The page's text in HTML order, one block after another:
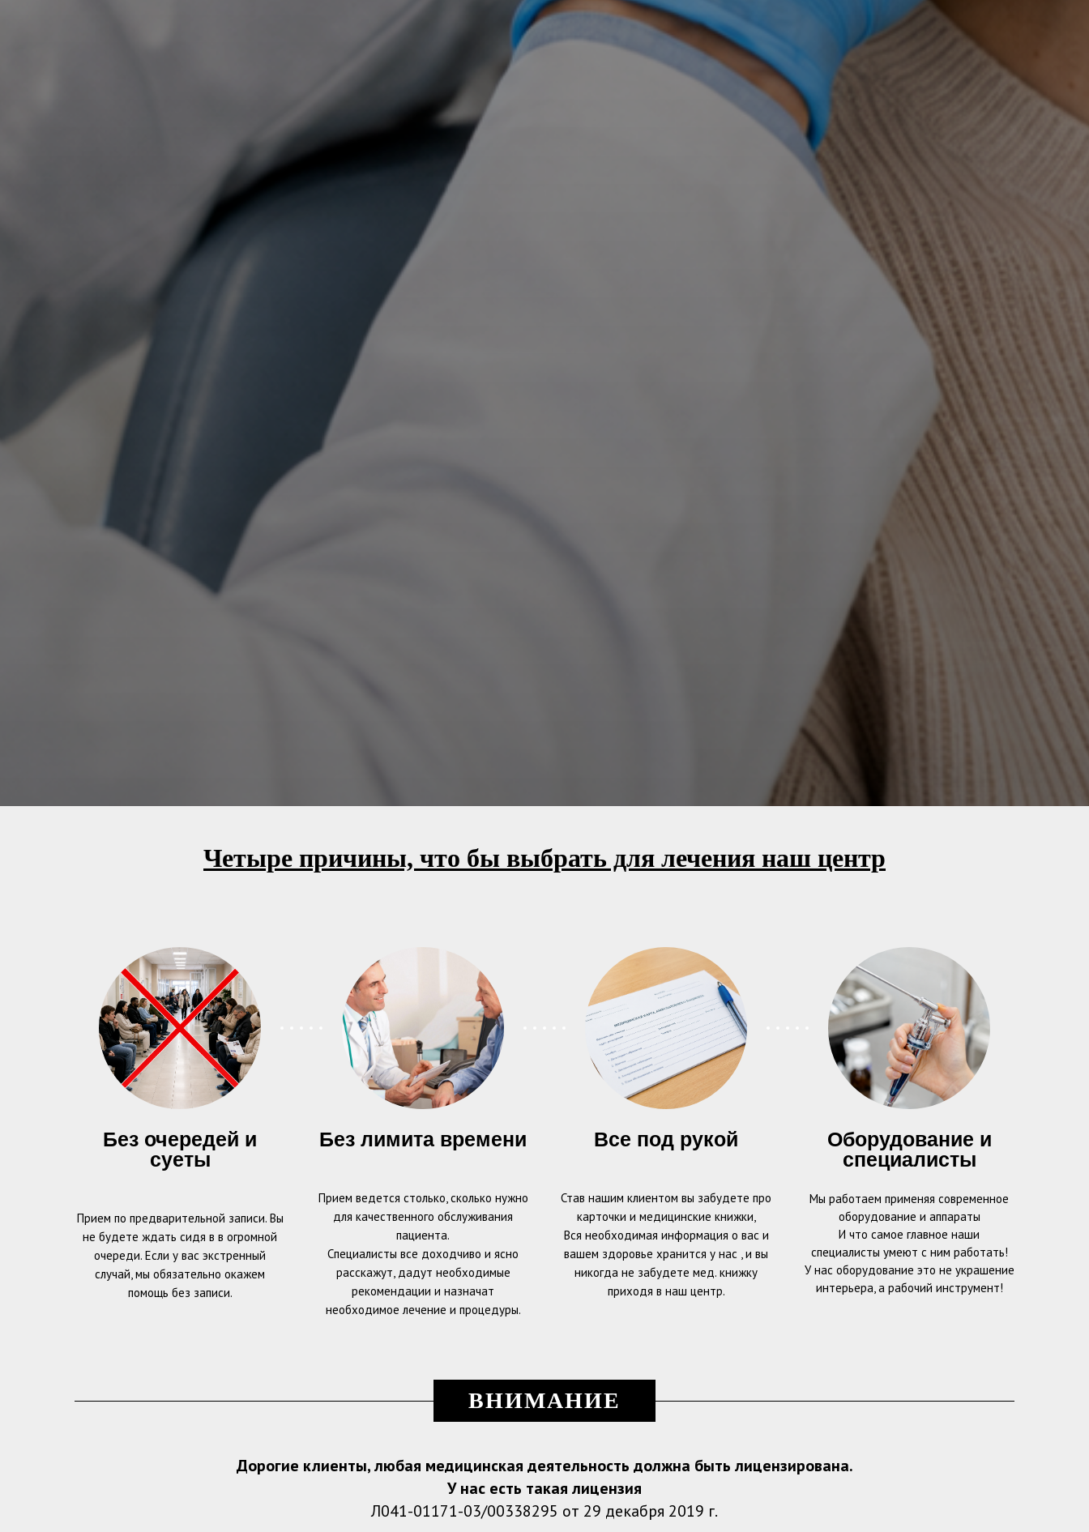
Четыре причины, что бы выбрать для лечения наш центр
Без очередей и
суеты
Прием по предварительной записи. Вы
не будете ждать сидя в в огромной
очереди. Если у вас экстренный
случай, мы обязательно окажем
помощь без записи.
Без лимита времени
Прием ведется столько, сколько нужно
для качественного обслуживания
пациента.
Специалисты все доходчиво и ясно
расскажут, дадут необходимые
рекомендации и назначат
необходимое лечение и процедуры.
Все под рукой
Став нашим клиентом вы забудете про
карточки и медицинские книжки,
Вся необходимая информация о вас и
вашем здоровье хранится у нас , и вы
никогда не забудете мед. книжку
приходя в наш центр.
Оборудование и
специалисты
Мы работаем применяя современное
оборудование и аппараты
И что самое главное наши
специалисты умеют с ним работать!
У нас оборудование это не украшение
интерьера, а рабочий инструмент!
ВНИМАНИЕ
Дорогие клиенты, любая медицинская деятельность должна быть лицензирована.
У нас есть такая лицензия
Л041-01171-03/00338295 от 29 декабря 2019 г.